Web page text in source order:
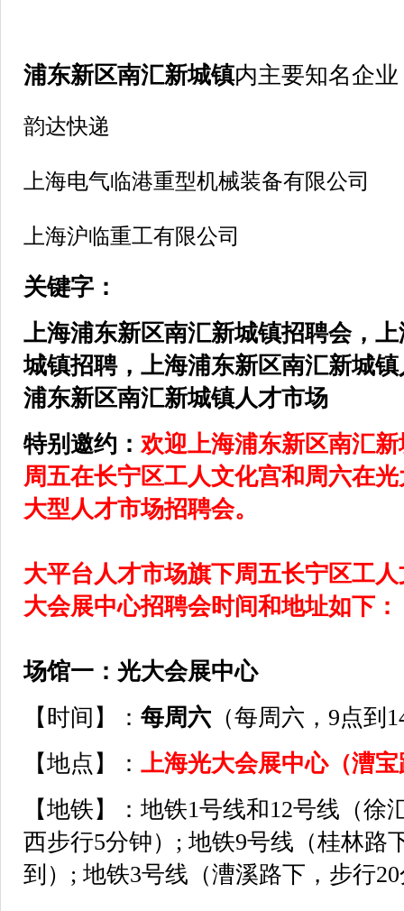
浦东新区南汇新城镇内主要知名企业
韵达快递
上海电气临港重型机械装备有限公司
上海沪临重工有限公司
关键字：
上海浦东新区南汇新城镇招聘会，
城镇招聘，上海浦东新区南汇新城镇
浦东新区南汇新城镇人才市场
特别邀约： 欢迎上海浦东新区南汇
周五在长宁区工人文化宫和周六在
大型人才市场招聘会。
大平台人才市场旗下周五长宁区工
大会展中心招聘会时间和地址如下：
场馆一：光大会展中心
【时间】： 每周六 （每周六，9点到
【地点】： 上海光大会展中心（漕宝
【地铁】：地铁1号线和12号线（徐
西步行5分钟）; 地铁9号线（桂林路
到）; 地铁3号线（漕溪路下，步行